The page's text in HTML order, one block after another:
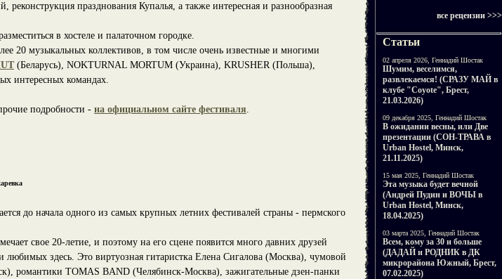
реконструкция празднования Купалья, а также интересная и разнообразная
в хостеле и палаточном городке.
20 музыкальных коллективов, в том числе очень известные и многими
(Беларусь), NOKTURNAL MORTUM (Украина), KRUSHER (Польша),
интересных командах.
подробности - на официальном сайте фестиваля.
до начала одного из самых крупных летних фестивалей страны - пермского
свое 20-летие, и поэтому на его сцене появится много давних друзей
здесь. Это виртуозная гитаристка Елена Сигалова (Москва), чумовой
романтики TOMAS BAND (Челябинск-Москва), зажигательные дзен-панки
все рецензии >>>
Статьи
02 апреля 2026, Геннадий Шостак
Шумим, веселимся,
развлекаемся! (СРАЗУ МАЙ в
клубе "Coyote", Брест,
21.03.2026)
09 декабря 2025, Геннадий Шостак
В ожидании весны, или Две
презентации (СОН-ТРАВА в
Urban Hostel, Минск,
21.11.2025)
15 мая 2025, Геннадий Шостак
Эта музыка будет вечной
(Андрей Пудин и ВОЧЫ в
Urban Hostel, Минск,
18.04.2025)
03 марта 2025, Геннадий Шостак
Всем, кому за 30 и больше
(ДАДАЙ и РОДНИК в ДК
микрорайона Южный, Брест,
07.02.2025)